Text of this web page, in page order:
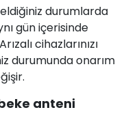
durumlarda
gün içerisinde
cihazlarınızı
durumunda onarım
anteni